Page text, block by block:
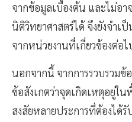
จากข้อมูลเบื้องต้น และไม่อา
นิติวิทยาศาสตร์ได้ จึงยังจำเ
จากหน่วยงานที่เกี่ยวข้องต่อไ
นอกจากนี้ จากการรวบรวม
ข้อสังเกตว่าจุดเกิดเหตุอยู่ใ
สงสัยหลายประการที่ต้องได้รั